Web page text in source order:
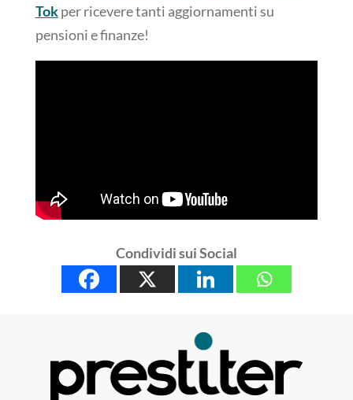
Tokper ricevere tanti aggiornamenti su
pensioni e finanze!
Condividi sui Social